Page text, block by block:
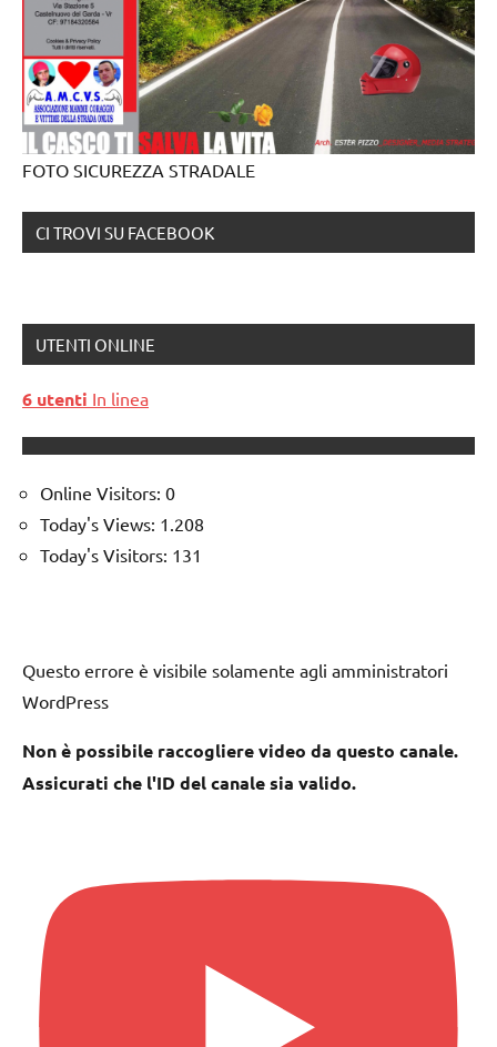
FOTO SICUREZZA STRADALE
CI TROVI SU FACEBOOK
UTENTI ONLINE
6 utenti In linea
Online Visitors: 0
Today's Views: 1.208
Today's Visitors: 131
Questo errore è visibile solamente agli amministratori
WordPress
Non è possibile raccogliere video da questo canale.
Assicurati che l'ID del canale sia valido.